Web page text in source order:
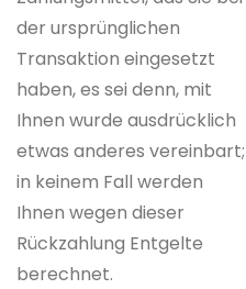
der ursprünglichen
Transaktion eingesetzt
haben, es sei denn, mit
Ihnen wurde ausdrücklich
etwas anderes vereinbart;
in keinem Fall werden
Ihnen wegen dieser
Rückzahlung Entgelte
berechnet.